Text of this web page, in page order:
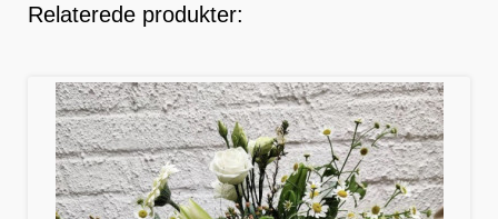
Relaterede produkter: